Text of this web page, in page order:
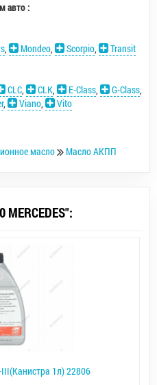
авто :
, Mondeo, Scorpio,
Transit
CLC, CLK, E-Class, G-Class,
, Viano,
Vito
масло Масло АКПП
1л) 22806